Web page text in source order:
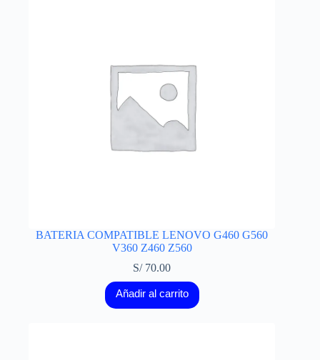
BATERIA COMPATIBLE LENOVO G460 G560
V360 Z460 Z560
S/70.00
Añadir al carrito